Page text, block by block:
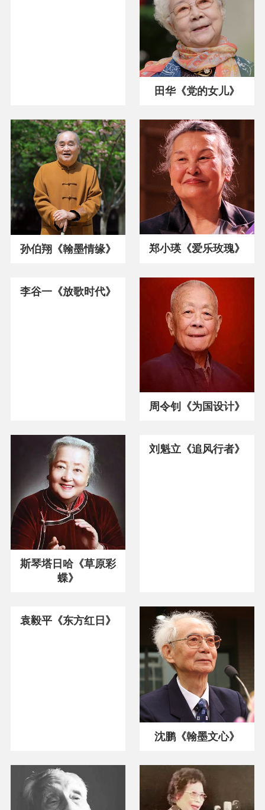
田华《党的女儿》
孙伯翔《翰墨情缘》 郑小瑛《爱乐玫瑰》
李谷一《放歌时代》
周令钊《为国设计》
斯琴塔日哈《草原彩
蝶》
刘魁立《追风行者》
袁毅平《东方红日》
沈鹏《翰墨文心》